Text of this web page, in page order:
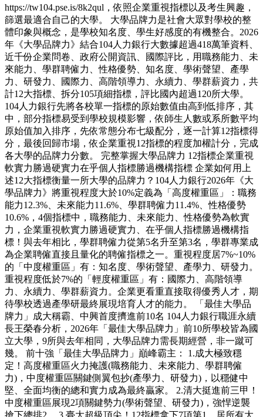
https://tw104.pse.is/8k2qul，依照企業重視指標以及考生興趣，
篩選最適合自己的大學。 大學品牌力是社會大眾對學校的整
體印象與概念，是學校知名度、學生好感度的有機整合。2026
年《大學品牌力》結合104人力銀行大數據超過418萬筆資料、
近千份企業問卷、政府公開資訊、國際評比，用職務能力、未
來能力、學群聘僱力、性格優勢、知名度、學術聲望、產學
力、研發力、國際力、高階領導力、永續力、學群薪資力，共
計12大指標、拆分105項細指標，評比國內超過120所大學。
104人力銀行先將各校單一指標的原始數值由高到低排序，其
中，部分指標易受到學校規模影響，依師生人數或系所數平均
原始值加入排序，先依常態分布七級配分，逐一計算12指標得
分，最後回歸市場，依企業重視12指標的程度加權計分，完成
各大學的品牌力分數。 完整掌握大學品牌力 12指標企業重視
軟實力勝過硬實力在乎個人指標勝過機構指標 企業如何用上
述12大指標衡量一所大學的品牌力？104人力銀行2026年《大
學品牌力》將重視程度大於10%定義為「高度權重區」：職務
能力12.3%、未來能力11.6%、學群聘僱力11.4%、性格優勢
10.6%，4個指標中，職務能力、未來能力、性格優勢為軟實
力，企業重視軟實力勝過硬實力、在乎個人指標勝過機構指
標！與去年相比，學群聘僱力從第5名升至第3名，學群專業成
為企業聘僱直接且量化的聘僱指標之一。重視程度居7%~10%
的「中度權重區」有：知名度、學術聲望、產學力、研發力。
重視程度低於7%的「輕度權重區」有：國際力、高階領導
力、永續力、學群薪資力。企業更看重直接取得優秀人才，期
待學校透過產學研最終展現培育人才的能力。 「最佳大學品
牌力」成大稱霸、中興首度擠進前10名 104人力銀行職涯永續
長王榮春分析，2026年「最佳大學品牌力」前10所學校皆為國
立大學，9所與去年相同，大學品牌力需長期經營，非一蹴可
幾。 前十強「最佳大學品牌力」巔峰霸主： 1.成大極致穩
定！高度權重區火力掩護(職務能力、未來能力、學群聘僱
力)，中度權重區關鍵側翼包抄(產學力、研發力)，以穩健中
堅、全面均衡的總和實力成為最終贏家。 2.清大挺進前三甲！
中度權重區展現2項關鍵勢力(學術聲望、研發力)，強悍逆襲